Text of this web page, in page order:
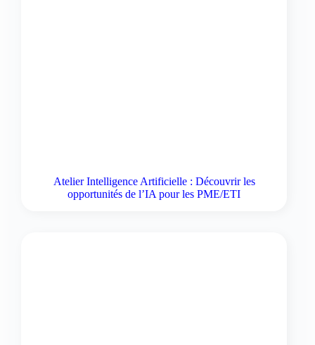
Atelier Intelligence Artificielle : Découvrir les
opportunités de l’IA pour les PME/ETI